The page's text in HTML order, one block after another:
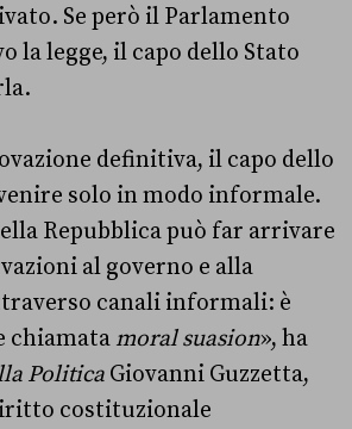
Se però il Parlamento
la legge, il capo dello Stato
definitiva, il capo dello
solo in modo informale.
Repubblica può far arrivare
al governo e alla
canali informali: è
chiamata moral suasion», ha
Politica Giovanni Guzzetta,
costituzionale